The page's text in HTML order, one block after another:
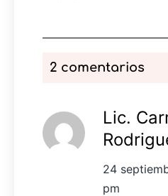
2 comentarios
Lic.
24
pm